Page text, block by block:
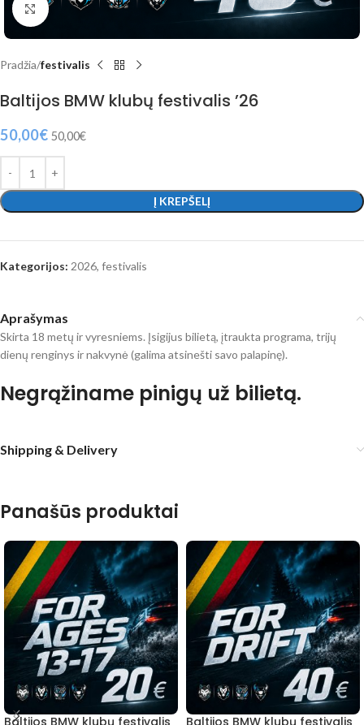
Click to enlarge
Pradžia festivalis
Baltijos BMW klubų festivalis ’26
50,00€ 50,00€
Į KREPŠELĮ
Kategorijos: 2026, festivalis
Aprašymas
Skirta 18 metų ir vyresniems. Įsigijus bilietą, įtraukta programa, trijų
dienų renginys ir nakvynė (galima atsinešti savo palapinę).
Negrąžiname pinigų už bilietą.
Shipping & Delivery
Panašūs produktai
Baltijos BMW klubų festivalis Baltijos BMW klubų festivalis